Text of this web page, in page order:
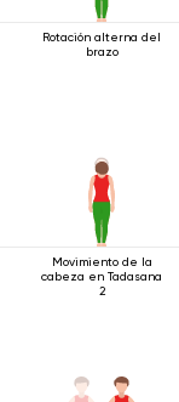
Rotación alterna del
brazo
Movimiento de la
cabeza en Tadasana
2